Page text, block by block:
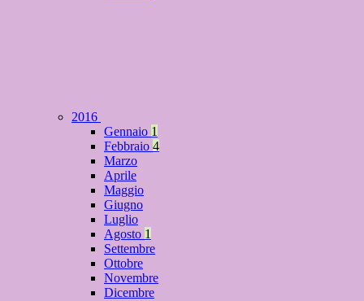
2016
Gennaio 1
Febbraio 4
Marzo
Aprile
Maggio
Giugno
Luglio
Agosto 1
Settembre
Ottobre
Novembre
Dicembre